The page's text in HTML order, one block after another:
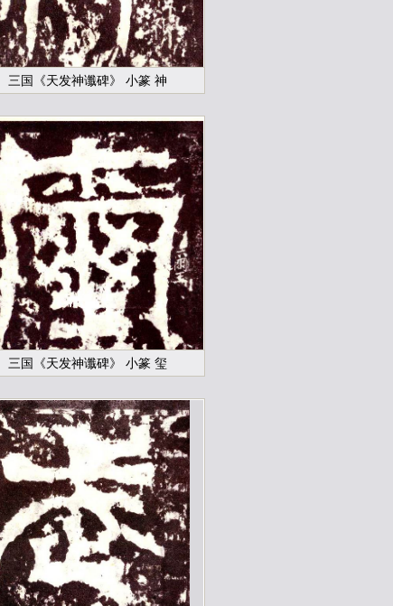
三国《天发神谶碑》 小篆 神
三国《天发神谶碑》 小篆 玺